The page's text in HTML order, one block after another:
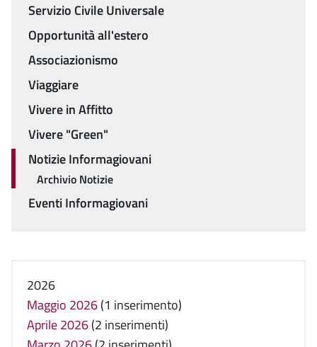
Servizio Civile Universale
Opportunità all'estero
Associazionismo
Viaggiare
Vivere in Affitto
Vivere "Green"
Notizie Informagiovani
Archivio Notizie
Eventi Informagiovani
2026
Maggio 2026(1 inserimento)
Aprile 2026(2 inserimenti)